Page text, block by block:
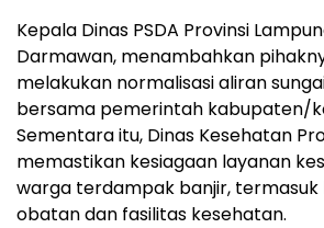
Kepala Dinas PSDA Provinsi
Darmawan, menambahkan
melakukan normalisasi aliran
bersama pemerintah kabupaten/
Sementara itu, Dinas Kesehatan
memastikan kesiagaan layanan
warga terdampak banjir,
obatan dan fasilitas kesehatan.